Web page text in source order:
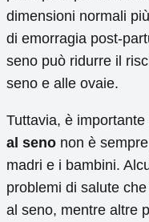
dimensioni normali
di emorragia post-
seno può ridurre il
seno e alle ovaie.
Tuttavia, è
al seno non è
madri e i bambini.
problemi di salute
al seno, mentre altre